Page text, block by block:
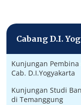
Cabang D.I.
Kunjungan Pembina
Cab. D.I.Yogyakarta
Kunjungan Studi
di Temanggung